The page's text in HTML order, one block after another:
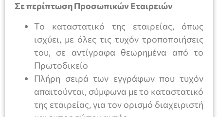
Σε περίπτωση Προσωπικών Εταιρειών
Το καταστατικό της εταιρείας, όπως
ισχύει, με όλες τις τυχόν τροποποιήσεις
του, σε αντίγραφα θεωρημένα από το
Πρωτοδικείο
Πλήρη σειρά των εγγράφων που τυχόν
απαιτούνται, σύμφωνα με το καταστατικό
της εταιρείας, για τον ορισμό διαχειριστή